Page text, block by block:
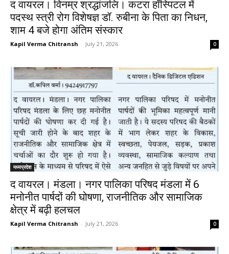
द वायरल। विनम्र श्रद्धांजलि। कटरा हॉस्पिटल में
पदस्थ स्त्री रोग विशेषज्ञ डॉ. रुबीना के पिता का निधन,
शाम 4 बजे होगा अंतिम संस्कार
Kapil Verma Chitransh - July 21, 2026 0
मध्यप्रदेश
द वायरल। मंडला। नगर पालिका परिषद मंडला में 6
मनोनीत पार्षदों की घोषणा, राजनीतिक और सामाजिक
क्षेत्र में बढ़ी हलचल
Kapil Verma Chitransh - July 21, 2026 0